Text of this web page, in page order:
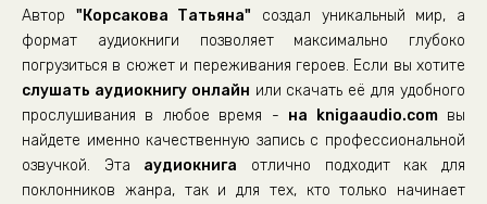
Глава 22
Глава 24
Глава 25
Глава 26
Глава 27
Автор "Корсакова Татьяна" создал уникальный мир, а
формат аудиокниги позволяет максимально глубоко
погрузиться в сюжет и переживания героев. Если вы хотите
слушать аудиокнигу онлайн или скачать её для удобного
прослушивания в любое время - на knigaaudio.comвы
найдете именно качественную запись с профессиональной
озвучкой. Эта аудиокнига отлично подходит как для
поклонников жанра, так и для тех, кто только начинает